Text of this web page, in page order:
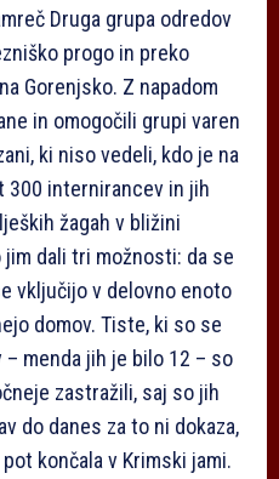
Druga grupa odredov
progo in preko
Gorenjsko. Z napadom
in omogočili grupi varen
ki niso vedeli, kdo je na
300 internirancev in jih
žagah v bližini
jim dali tri možnosti: da se
vključijo v delovno enoto
domov. Tiste, ki so se
menda jih je bilo 12 – so
zastražili, saj so jih
do danes za to ni dokaza,
končala v Krimski jami.